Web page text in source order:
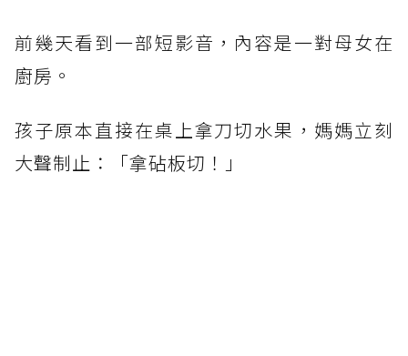
前幾天看到一部短影音，內容是一對母女在
廚房。
孩子原本直接在桌上拿刀切水果，媽媽立刻
大聲制止：「拿砧板切！」